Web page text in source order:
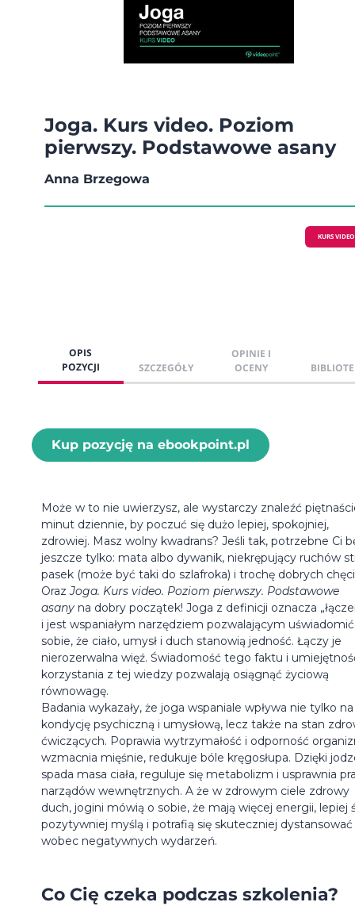
Joga. Kurs video. Poziom
pierwszy. Podstawowe asany
Anna Brzegowa
KURS VIDEO
OPIS
POZYCJI
SZCZEGÓŁY
OPINIE I
OCENY
Kup pozycję na ebookpoint.pl
Może w to nie uwierzysz, ale wystarczy znaleźć
minut dziennie, by poczuć się dużo lepiej, spokojniej,
zdrowiej. Masz wolny kwadrans? Jeśli tak, potrzebne Ci
jeszcze tylko: mata albo dywanik, niekrępujący ruchów
pasek (może być taki do szlafroka) i trochę dobrych
OrazJoga. Kurs video. Poziom pierwszy. Podstawowe
asany na dobry początek! Joga z definicji oznacza
i jest wspaniałym narzędziem pozwalającym uświadomić
sobie, że ciało, umysł i duch stanowią jedność. Łączy je
nierozerwalna więź. Świadomość tego faktu i
korzystania z tej wiedzy pozwalają osiągnąć życiową
równowagę.
Badania wykazały, że joga wspaniale wpływa nie tylko na
kondycję psychiczną i umysłową, lecz także na stan
ćwiczących. Poprawia wytrzymałość i odporność
wzmacnia mięśnie, redukuje bóle kręgosłupa. Dzięki
spada masa ciała, reguluje się metabolizm i usprawnia
narządów wewnętrznych. A że w zdrowym ciele zdrowy
duch, jogini mówią o sobie, że mają więcej energii, lepiej
pozytywniej myślą i potrafią się skuteczniej dystansować
wobec negatywnych wydarzeń.
Co Cię czeka podczas szkolenia?